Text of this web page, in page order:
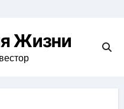
Жизни